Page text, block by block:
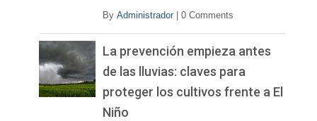
By Administrador 0 Comments
La prevención empieza antes
de las lluvias: claves para
proteger los cultivos frente a El
Niño